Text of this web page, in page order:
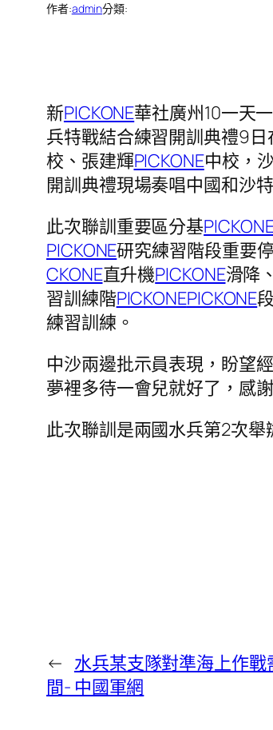
作者:admin分類:
新PICKONE華社廣州10一天
兵特戰結合練習開訓典禮9
校、張建輝PICKONE中校，
開訓典禮現場奏唱中國和沙
此次聯訓重要區分基
PICKONE研究練習階段重要
CKONE直升機PICKONE滑降
習訓練階PICKONEPICKONE
練習訓練。
中沙兩邊批示員表現，盼望
夢裡多待一會兒就好了，感
此次聯訓是兩國水兵第2次舉
← 水兵某支隊對準海上作
間- 中國軍網